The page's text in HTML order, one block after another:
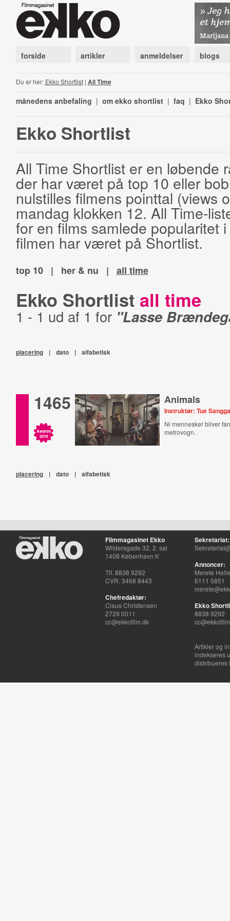
forside artikler anmeldelser blogs
Du er her: Ekko Shortlist| All Time
månedens anbefaling | om ekko shortlist | faq | Ekko
Ekko Shortlist
All Time Shortlist er en løbende
der har været på top 10 eller
nulstilles filmens pointtal (views
mandag klokken 12. All Time-
for en films samlede popularitet
filmen har været på Shortlist.
top 10 | her & nu | all time
Ekko Shortlist all time
1 - 1 ud af 1 for "Lasse
placering | dato | alfabetisk
1465
Awards
2019
Animals
Instruktør: Tue
Ni mennesker bliver
metrovogn.
placering | dato | alfabetisk
Filmmagasinet Ekko
Wildersgade 32, 2. sal
1408 København K
Tlf. 8838 9292
CVR. 3468 8443
Chefredaktør:
Claus Christensen
2729 0011
cc@ekkofilm.dk
Sekretariat:
Annoncer:
Merete
6111 5851
Ekko
8838 9292
Artikler og
indekseres
distribueres